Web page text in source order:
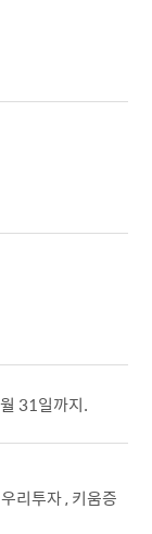
31일까지.
리투자 , 키움증